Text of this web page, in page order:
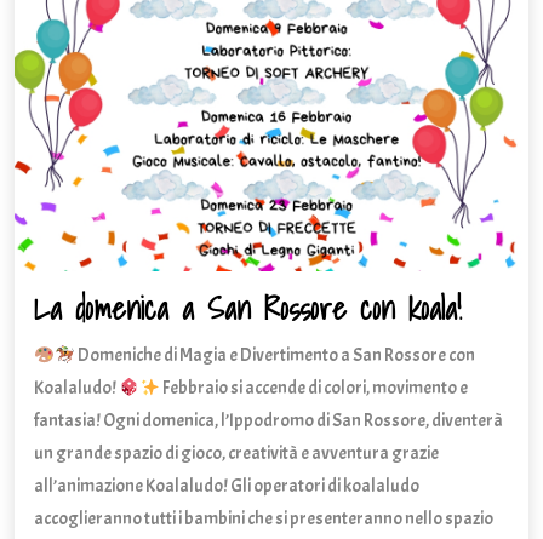
La domenica a San Rossore con koala!La
a
San
Rossore
Domeniche di Magia e Divertimento a San Rossore con
Koalaludo!
Febbraio si accende di colori, movimento e
fantasia! Ogni domenica, l’Ippodromo di San Rossore, diventerà
un grande spazio di gioco, creatività e avventura grazie
all’animazione Koalaludo! Gli operatori di koalaludo
accoglieranno tutti i bambini che si presenteranno nello spazio